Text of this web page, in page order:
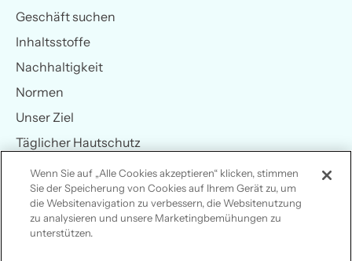
Geschäft suchen
Inhaltsstoffe
Nachhaltigkeit
Normen
Unser Ziel
Täglicher Hautschutz
Sonnenwissen
Hilfe
Wenn Sie auf „Alle Cookies akzeptieren“ klicken, stimmen
Sie der Speicherung von Cookies auf Ihrem Gerät zu, um
die Websitenavigation zu verbessern, die Websitenutzung
zu analysieren und unsere Marketingbemühungen zu
unterstützen.